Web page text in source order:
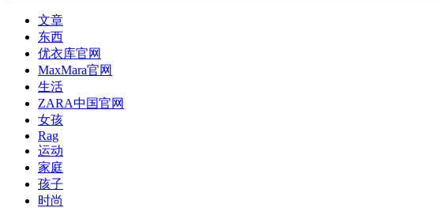
文章
东西
优衣库官网
MaxMara官网
生活
ZARA中国官网
女孩
Rag
运动
家庭
孩子
时尚